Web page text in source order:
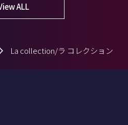
ALL
La collection/ラ コレクション